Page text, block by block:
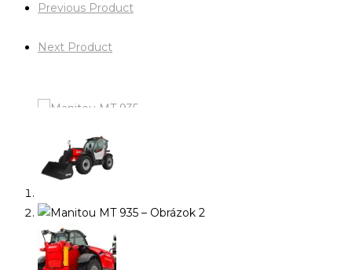
Previous Product
Next Product